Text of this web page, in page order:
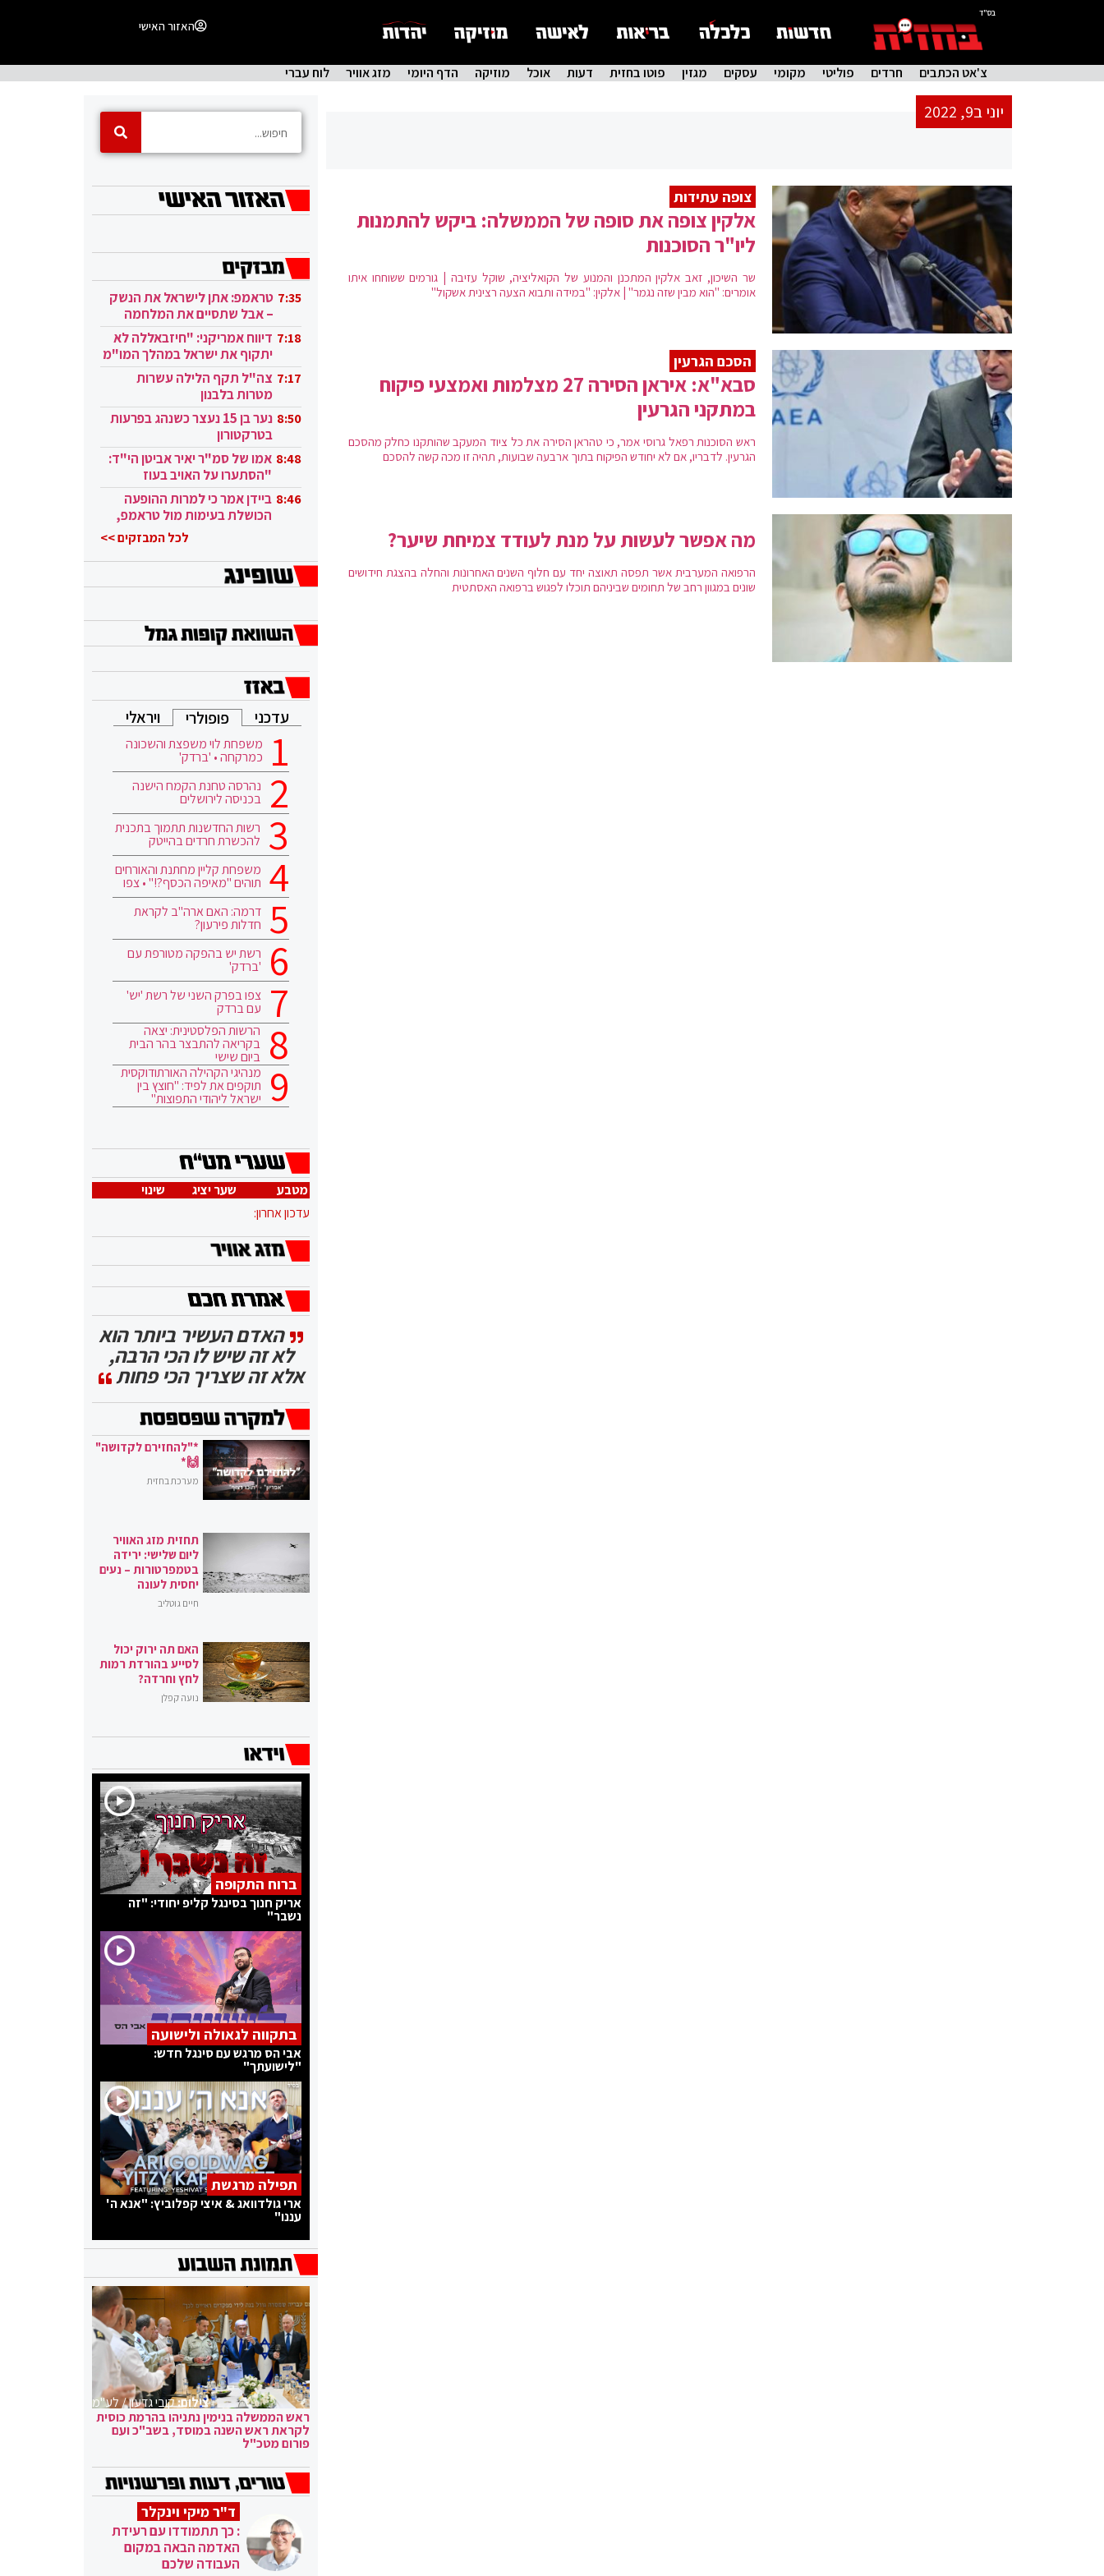
בס"ד
האזור האישי
צ'אט הכתבים חרדים פוליטי מקומי עסקים מגזין פוטו בחזית דעות אוכל מוזיקה הדף היומי מזג אוויר לוח עברי
יוני ב9, 2022
צופה עתידות
אלקין צופה את סופה של הממשלה: ביקש להתמנות
ליו"ר הסוכנות
שר השיכון, זאב אלקין המתכנן והמנוע של הקואליציה, שוקל עזיבה | גורמים ששוחחו איתו
אומרים: "הוא מבין שזה נגמר" | אלקין: "במידה ותבוא הצעה רצינית אשקול"
הסכם הגרעין
סבא"א: איראן הסירה 27 מצלמות ואמצעי פיקוח
במתקני הגרעין
ראש הסוכנות רפאל גרוסי אמר, כי טהראן הסירה את כל ציוד המעקב שהותקנו כחלק מהסכם
הגרעין. לדבריו, אם לא יחודש הפיקוח בתוך ארבעה שבועות, תהיה זו מכה קשה להסכם
מה אפשר לעשות על מנת לעודד צמיחת שיער?
הרפואה המערבית אשר תפסה תאוצה יחד עם חלוף השנים האחרונות והחלה בהצגת חידושים
שונים במגוון רחב של תחומים שביניהם תוכלו לפגוש ברפואה האסתטית
7:35 טראמפ: אתן לישראל את הנשק
– אבל שתסיים את המלחמה
בעזה 7:18 דיווח אמריקני: "חיזבאללה לא
יתקוף את ישראל במהלך המו"מ
בקטאר" 7:17 צה"ל תקף הלילה עשרות
מטרות בלבנון
8:50
נער בן 15 נעצר כשנהג בפרעות
בטרקטורון
8:48 אמו של סמ"ר יאיר אביטן הי"ד:
"הסתערו על האויב בעוז
ובגבורה" 8:46 ביידן אמר כי למרות ההופעה
הכושלת בעימות מול טראמפ,
לכל המבזקים >>
עדכני פופולרי ויראלי
משפחת לוי משפצת והשכונה
כמרקחה • 'ברדק'
נהרסה טחנת הקמח הישנה
בכניסה לירושלים
רשות החדשנות תתמוך בתכנית
להכשרת חרדים בהייטק
משפחת קליין מחתנת והאורחים
תוהים "מאיפה הכסף?!" • צפו
דרמה: האם ארה"ב לקראת
חדלות פירעון?
רשת יש בהפקה מטורפת עם
'ברדק'
צפו בפרק השני של רשת 'יש'
עם ברדק
הרשות הפלסטינית: יצאה
בקריאה להתבצר בהר הבית
ביום שישי
מנהיגי הקהילה האורתודוקסית
תוקפים את לפיד: "חוצץ בין
ישראל ליהודי התפוצות"
מטבע שער יציג
שינוי
עדכון אחרון:
האדם העשיר ביותר הוא
לא זה שיש לו הכי הרבה,
אלא זה שצריך הכי פחות
*"להחזירם לקדושה"
🙌*
מערכת בחזית
תחזית מזג האוויר
ליום שלישי: ירידה
בטמפרטורות – נעים
יחסית לעונה
חיים גוטליב
האם תה ירוק יכול
לסייע בהורדת רמות
לחץ וחרדה?
נועה קפלן
ברוח התקופה
אריק חנוך בסינגל קליפ יחודי: "זה
נשבר"
בתקווה לגאולה ולישועה
אבי הס מרגש עם סינגל חדש:
"לישועתך"
תפילה מרגשת
ארי גולדוואג & איצי קפלוביץ: "אנא ה'
עננו"
צילום:קובי גדעון / לע"מ
ראש הממשלה בנימין נתניהו בהרמת כוסית
לקראת ראש השנה במוסד, בשב"כ ועם
פורום מטכ"ל
ד"ר מיקי וינקלר
: כך תתמודדו עם רעידת
האדמה הבאה במקום
העבודה שלכם